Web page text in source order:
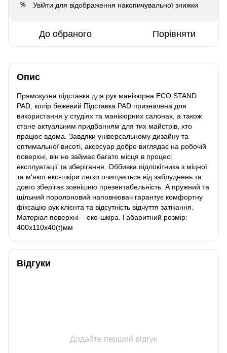
% Увійти для відображення накопичувальної знижки
До обраного Порівняти
Опис
Прямокутна підставка для рук манікюрна ECO STAND
PAD, колір бежевий Підставка PAD призначена для
використання у студіях та манікюрних салонах, а також
стане актуальним придбанням для тих майстрів, хто
працює вдома. Завдяки універсальному дизайну та
оптимальної висоті, аксесуар добре виглядає на робочій
поверхні, він не займає багато місця в процесі
експлуатації та зберігання. Оббивка підлокітника з міцної
та м'якої еко-шкіри легко очищається від забруднень та
довго зберігає зовнішню презентабельність. А пружний та
щільний поролоновий наповнювач гарантує комфортну
фіксацію рук клієнта та відсутність відчуття затікання.
Матеріал поверхні – еко-шкіра. Габаритний розмір:
400х110х40(t)мм
Відгуки
Додайте перший відгук